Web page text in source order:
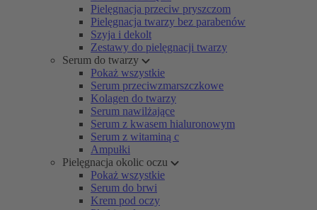
Pielęgnacja przeciw pryszczom
Pielęgnacja twarzy bez parabenów
Szyja i dekolt
Zestawy do pielęgnacji twarzy
Serum do twarzy
Pokaż wszystkie
Serum przeciwzmarszczkowe
Kolagen do twarzy
Serum nawilżające
Serum z kwasem hialuronowym
Serum z witaminą c
Ampułki
Pielęgnacja okolic oczu
Pokaż wszystkie
Serum do brwi
Krem pod oczy